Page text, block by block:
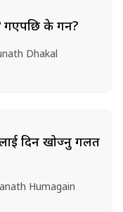
गएपछि के गर्ने?
Dhakal
दिन खोज्नु गलत
Humagain